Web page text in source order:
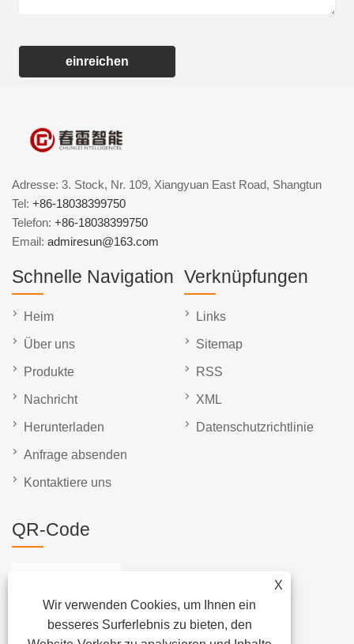
einreichen
X
Wir verwenden Cookies, um Ihnen ein
besseres Surferlebnis zu bieten, den
Adresse: 3. Stock, Nr. 109, Xiangyuan East Road, Shangtun
Tel: +86-18038399750
Telefon: +86-18038399750
Email: admiresun@163.com
Schnelle Navigation
Heim
Über uns
Produkte
Nachricht
Herunterladen
Anfrage absenden
Kontaktiere uns
Verknüpfungen
Links
Sitemap
RSS
XML
Datenschutzrichtlinie
QR-Code